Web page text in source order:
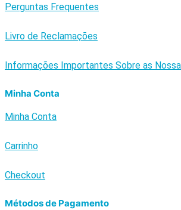
Perguntas Frequentes
Livro de Reclamações
Informações Importantes Sobre as
Minha Conta
Minha Conta
Carrinho
Checkout
Métodos de Pagamento